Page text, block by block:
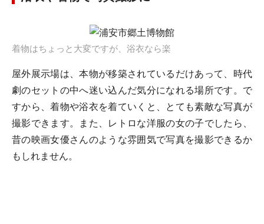
着物はちょっと大変ですが、浴衣なら楽
屋外展示場は、本物が移築されているだけあって、時代
劇のセットの中へ迷い込んだ気分になれる場所です。で
すから、着物や浴衣を着ていくと、とても素敵な写真が
撮影できます。また、レトロな洋服の女の子でしたら、
昔の映画女優さんのような雰囲気で写真を撮影できるか
もしれません。